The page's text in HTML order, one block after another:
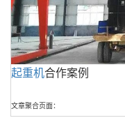
起重机合作案例
文章聚合页面：